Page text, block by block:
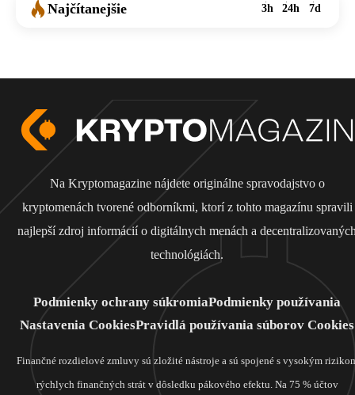
Najčítanejšie 3h 24h 7d
Na Kryptomagazine nájdete originálne spravodajstvo o
kryptomenách tvorené odborníkmi, ktorí z tohto magazínu spravili
najlepší zdroj informácií o digitálnych menách a
technológiách.
Podmienky ochrany súkromiaPodmienky používania
Nastavenia CookiesPravidlá používania súborov Cookies
Finančné rozdielové zmluvy sú zložité nástroje a sú spojené s vysokým
rýchlych finančných strát v dôsledku pákového efektu. Na 75 % účtov